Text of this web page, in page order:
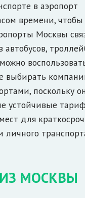
в аэропорт
времени,
Москвы
выбирать
поскольку
устойчивые
для
личного
МОСКВЫ